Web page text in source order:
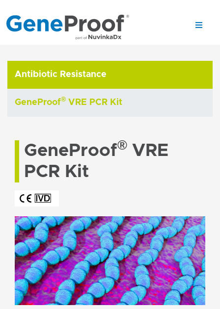
GeneProof® VRE
PCR Kit
Antibiotic Resistance
GeneProof® VRE PCR Kit